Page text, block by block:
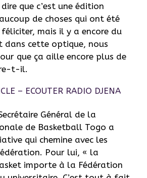
que c’est une édition
de choses qui ont été
mais il y a encore du
cette optique, nous
que ça aille encore plus de
t-il.
Général de la
de Basketball Togo a
qui chemine avec les
Pour lui, « la
importe à la Fédération